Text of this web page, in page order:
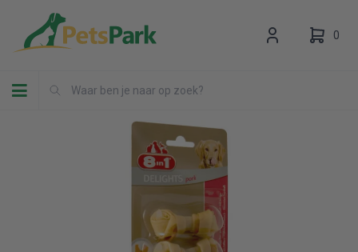
Toggle navigation
0
Uw winkelwagen is leeg.
Vul hem met producten.